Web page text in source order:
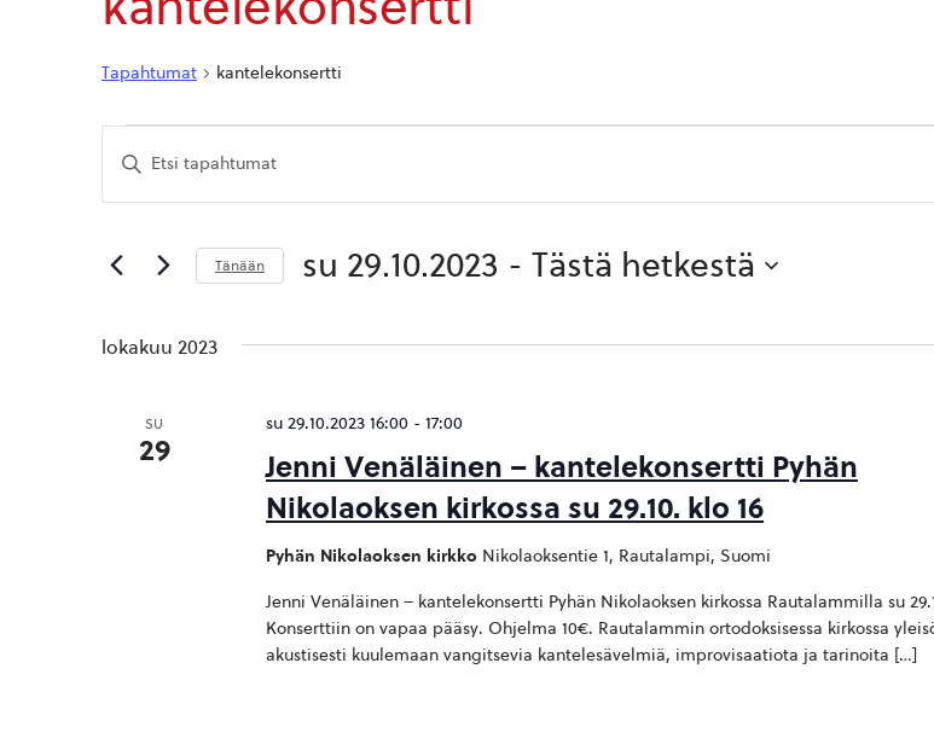
Tapahtumat kantelekonsertti
Tapahtumat
Tapahtumat
Etsi
Näkymät
Syötä
hakusana.
Etsi
hakusanalla.
Tänään su 29.10.2023 - Tästä hetkestä
lokakuu 2023
SU
29
Jenni Venäläinen – kantelekonsertti Pyhän
Nikolaoksen kirkossa su 29.10. klo 16
su 29.10.2023 16:00- 17:00
Pyhän Nikolaoksen kirkko Nikolaoksentie 1, Rautalampi, Suomi
Jenni Venäläinen – kantelekonsertti Pyhän Nikolaoksen kirkossa Rautalammilla su
Konserttiin on vapaa pääsy. Ohjelma 10€. Rautalammin ortodoksisessa kirkossa
akustisesti kuulemaan vangitsevia kantelesävelmiä, improvisaatiota ja tarinoita […]